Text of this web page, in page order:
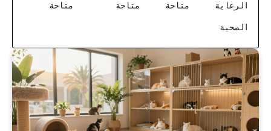
الرعاية
الصحية
متاحة متاحة متاحة